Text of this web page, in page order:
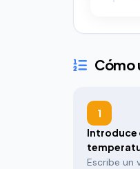
Cómo
1
Introduce
Escribe un